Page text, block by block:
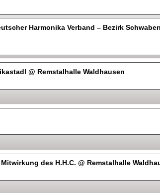
Harmonika Verband – Bezirk
@ Remstalhalle Waldhausen
des H.H.C.@ Remstalhalle